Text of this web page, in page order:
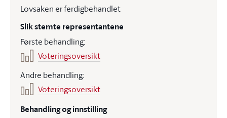
Lovsaken er ferdigbehandlet
Slik stemte representantene
Første behandling:
Voteringsoversikt
Andre behandling:
Voteringsoversikt
Behandling og innstilling